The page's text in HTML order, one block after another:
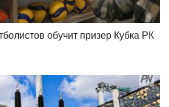
обучит призер Кубка РК